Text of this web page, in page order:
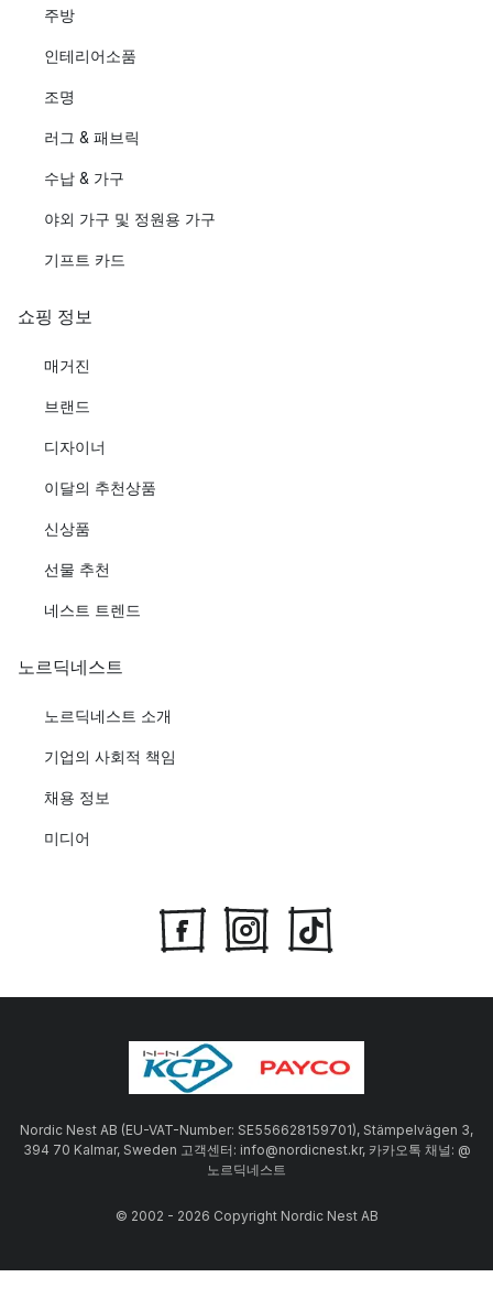
주방
인테리어소품
조명
러그 & 패브릭
수납 & 가구
야외 가구 및 정원용 가구
기프트 카드
쇼핑 정보
매거진
브랜드
디자이너
이달의 추천상품
신상품
선물 추천
네스트 트렌드
노르딕네스트
노르딕네스트 소개
기업의 사회적 책임
채용 정보
미디어
Nordic Nest AB (EU-VAT-Number: SE556628159701), Stämpelvägen 3,
394 70 Kalmar, Sweden 고객센터: info@nordicnest.kr, 카카오톡 채널: @
노르딕네스트
© 2002 - 2026 Copyright Nordic Nest AB